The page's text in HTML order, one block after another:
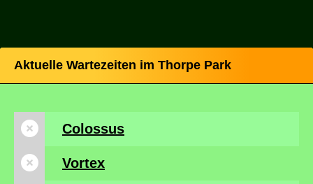
Aktuelle Wartezeiten im Thorpe Park
Colossus
Vortex